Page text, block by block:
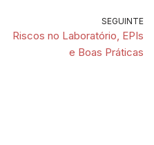
SEGUINTE
Riscos no Laboratório, EPIs
e Boas Práticas